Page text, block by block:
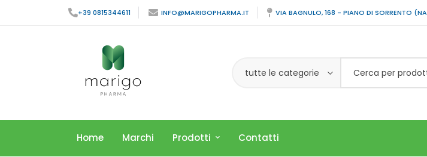
+39 0815344611 INFO@MARIGOPHARMA.IT VIA BAGNULO, 168 - PIANO DI SORRENTO
tutte le categorie
Home Marchi Prodotti Contatti